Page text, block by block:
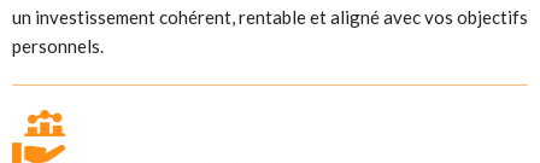
un investissement cohérent, rentable et aligné avec vos objectifs
personnels.